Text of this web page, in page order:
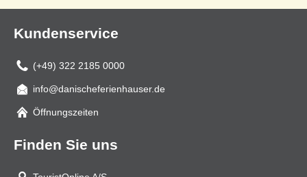
Kundenservice
(+49) 322 2185 0000
Mail
info@danischeferienhauser.de
Öffnungszeiten
Finden Sie uns